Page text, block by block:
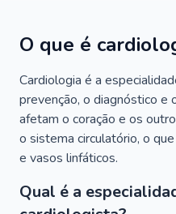
O que é
Cardiologia é a
prevenção, o diagnóstico e
afetam o coração e os
o sistema circulatório, o
e vasos linfáticos.
Qual é a